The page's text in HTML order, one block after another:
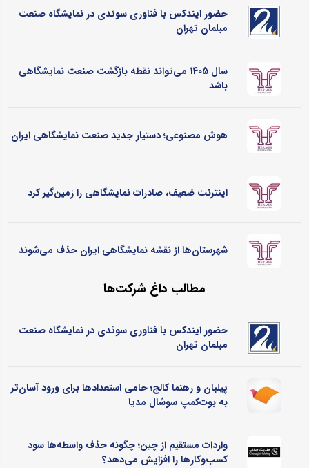
حضور ایندکس با فناوری سوئدی در نمایشگاه صنعت
مبلمان تهران
سال ۱۴۰۵ می‌تواند نقطه بازگشت صنعت نمایشگاهی
باشد
هوش مصنوعی؛ دستیار جدید صنعت نمایشگاهی ایران
اینترنت ضعیف، صادرات نمایشگاهی را زمین‌گیر کرد
شهرستان‌ها از نقشه نمایشگاهی ایران حذف می‌شوند
مطالب داغ شرکت‌ها
حضور ایندکس با فناوری سوئدی در نمایشگاه صنعت
مبلمان تهران
پیلبان و رهنما کالج؛ حامی استعدادها برای ورود آسان‌تر
به بوت‌کمپ سوشال مدیا
واردات مستقیم از چین؛ چگونه حذف واسطه‌ها سود
کسب‌وکارها را افزایش می‌دهد؟